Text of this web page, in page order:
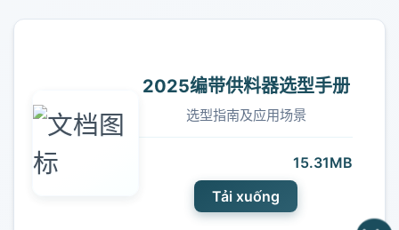
2025编带供料器选型手册
选型指南及应用场景
15.31MB
Tải xuống